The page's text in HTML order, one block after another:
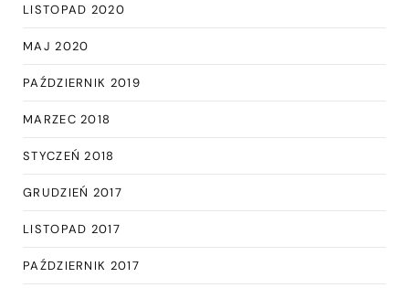
LISTOPAD 2020
MAJ 2020
PAŹDZIERNIK 2019
MARZEC 2018
STYCZEŃ 2018
GRUDZIEŃ 2017
LISTOPAD 2017
PAŹDZIERNIK 2017